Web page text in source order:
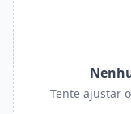
Tente ajustar